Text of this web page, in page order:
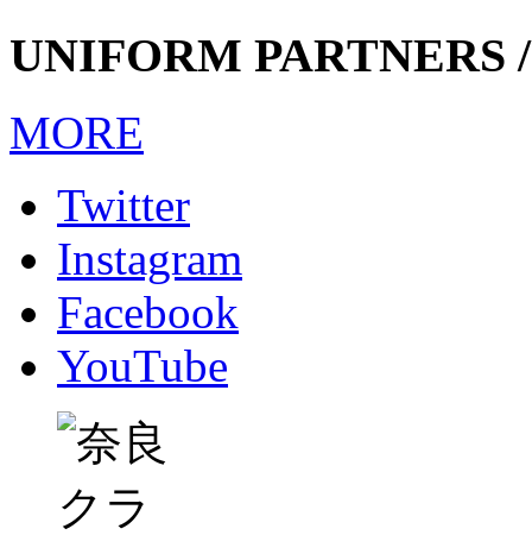
UNIFORM PARTNERS
MORE
Twitter
Instagram
Facebook
YouTube